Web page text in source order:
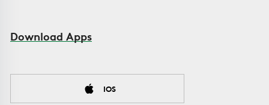
Download Apps
IOS